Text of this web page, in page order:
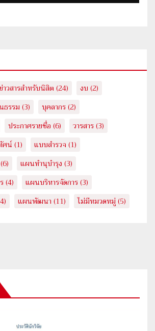
าวสารสำหรับนิสิต (24) งบ (2)
ธรรม (3) บุคลากร(2)
ประกาศรายชื่อ (6) วารสาร(3)
ศน์(1) แบบสำรวจ (1)
(6) แผนทำนุบำรุง (3)
(4) แผนบริหารจัดการ(3)
แผนพัฒนา (11) ไม่มีหมวดหมู่ (5)